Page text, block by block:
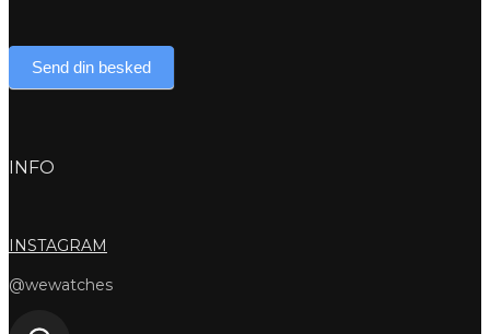
Send din besked
INFO
INSTAGRAM
@wewatches